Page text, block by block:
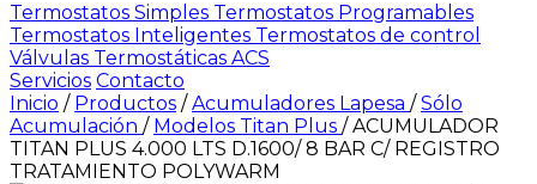
Termostatos Simples Termostatos Programables
Termostatos Inteligentes Termostatos de control
Válvulas Termostáticas ACS
Servicios Contacto
Inicio / Productos /Acumuladores Lapesa /Sólo
Acumulación / Modelos Titan Plus /ACUMULADOR
TITAN PLUS 4.000 LTS D.1600/ 8 BAR C/ REGISTRO
TRATAMIENTO POLYWARM